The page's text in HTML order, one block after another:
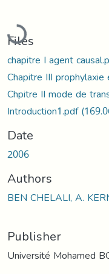
Loading...
Files
chapitre I agent
Chapitre III
Chpitre II mode de
Introduction1.pdf
Date
2006
Authors
BEN CHELALI, A.
Publisher
Université Mohamed